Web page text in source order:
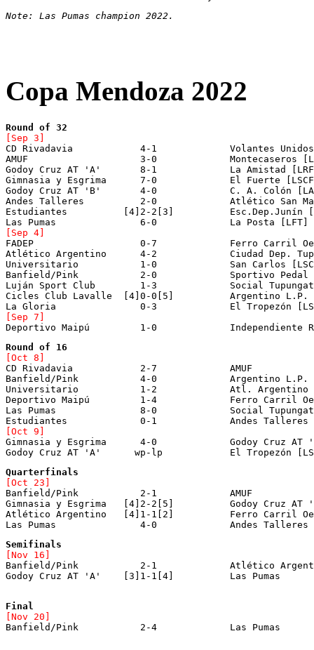
Note: Las Pumas champion 2022.
Copa Mendoza 2022
Round of 32
[Sep 3]
CD Rivadavia		4-1		Volantes Unidos [LIFAM]		[at Municipal de Godoy Cruz]
AMUF		 	3-0		Montecaseros [LRF]		[at Atlético Argentino]
Godoy Cruz AT 'A'	8-1		La Amistad [LRF]		[at Andes Talleres]
Gimnasia y Esgrima	7-0		El Fuerte [LSCF]		[at Fray Luis Beltrán]
Godoy Cruz AT 'B'	4-0		C. A. Colón [LAF]		[at Leonardo Murialdo]
Andes Talleres		2-0		Atlético San Martin		[at Deportivo Algarrobal]
Estudiantes	     [4]2-2[3]		Esc.Dep.Junín [LRF]		[at Gutiérrez Sport Club]
[Sep 4]
FADEP			0-7		Ferro Carril Oeste [LAF]	[at Leonardo Murialdo]
Atlético Argentino	4-2		Ciudad Dep. Tupungato[LTF]	[at Andes Talleres]
Universitario		1-0		San Carlos [LSCF]		[at Municipal de Godoy Cruz]
Banfield/Pink		2-0		Sportivo Pedal [LSRF]		[at Municipal de Godoy Cruz]
Luján Sport Club	1-3		Social Tupungato [LTF]		[at Chacras de Coria]
Cicles Club Lavalle  [4]0-0[5]		Argentino L.P. [LFT]		[at Centro Deportivo Rivadavia]
[Sep 7]
Round of 16
[Oct 8]
CD Rivadavia		2-7		AMUF				[at Atlético Argentino]
Banfield/Pink		4-0		Argentino L.P. [LFT]		[at Boca Juniors]
Universitario		1-2		Atl. Argentino			[at Deportivo Algarrobal]
Deportivo Maipú		1-4		Ferro Carril Oeste [LAF]	[at Municipal de Godoy Cruz]
Las Pumas		8-0		Social Tupungato [LTF]		[at Chacras de Coria]
[Oct 9]
Gimnasia y Esgrima	4-0		Godoy Cruz AT 'B'		[at Centro Deportivo Rivadavia]
[Oct 23]
Banfield/Pink		2-1		AMUF				[at Municipal de Godoy Cruz]
Gimnasia y Esgrima   [4]2-2[5]		Godoy Cruz AT 'A'		[at Boca Juniors]
Atlético Argentino   [4]1-1[2]		Ferro Carril Oeste [LAF]	[at Atlético Palmira]
Semifinals
[Nov 16]
Banfield/Pink		2-1		Atlético Argentino		[at Luján Sport Club]
Godoy Cruz AT 'A'    [3]1-1[4]		Las Pumas			[at Deportivo Algarrobal]
Final
[Nov 20]